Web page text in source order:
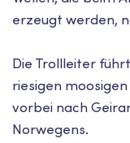
erzeugt werden,
Die Trollleiter
riesigen
vorbei nach
Norwegens.